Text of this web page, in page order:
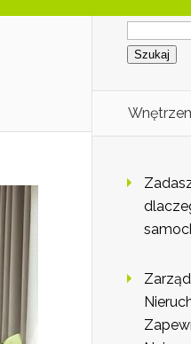
Szukaj: